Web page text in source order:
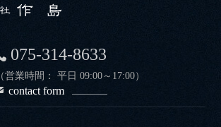
075-314-8633
（営業時間： 平日 09:00～17:00）
contact form